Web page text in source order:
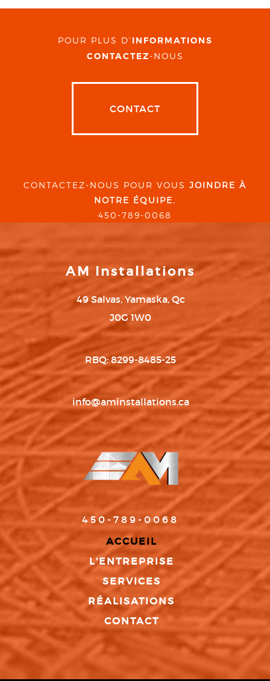
POUR PLUS D' INFORMATIONS
CONTACTEZ-NOUS
CONTACT
CONTACTEZ-NOUS POUR VOUS JOINDRE À
NOTRE ÉQUIPE.
450-789-0068
AM Installations
49 Salvas, Yamaska, Qc
J0G 1W0
RBQ: 8299-8485-25
info@aminstallations.ca
450-789-0068
ACCUEIL
L'ENTREPRISE
SERVICES
RÉALISATIONS
CONTACT